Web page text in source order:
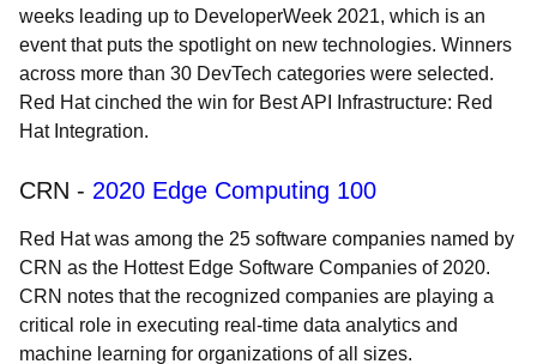
weeks leading up to DeveloperWeek 2021, which is an
event that puts the spotlight on new technologies. Winners
across more than 30 DevTech categories were selected.
Red Hat cinched the win for Best API Infrastructure: Red
Hat Integration.
CRN - 2020 Edge Computing 100
Red Hat was among the 25 software companies named by
CRN as the Hottest Edge Software Companies of 2020.
CRN notes that the recognized companies are playing a
critical role in executing real-time data analytics and
machine learning for organizations of all sizes.